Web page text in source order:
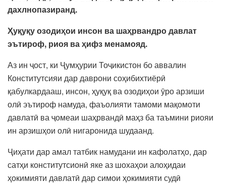
дахлнопазиранд.
Ҳуқуқу озодиҳои инсон ва шаҳрвандро давлат
эътироф, риоя ва ҳифз менамояд.
Аз ин ҷост, ки Ҷумҳурии Тоҷикистон бо аввалин
Конститутсияи дар даврони соҳибихтиёрӣ
қабулкардааш, инсон, ҳуқуқ ва озодиҳои ӯро арзиши
олӣ эътироф намуда, фаъолияти тамоми мақомоти
давлатӣ ва ҷомеаи шаҳрвандӣ маҳз ба таъмини риояи
ин арзишҳои олӣ нигаронида шудаанд.
Ҷиҳати дар амал татбик намудани ин кафолатҳо, дар
сатҳи конститутсионӣ яке аз шохаҳои алоҳидаи
ҳокимияти давлатӣ дар симои ҳокимияти судӣ